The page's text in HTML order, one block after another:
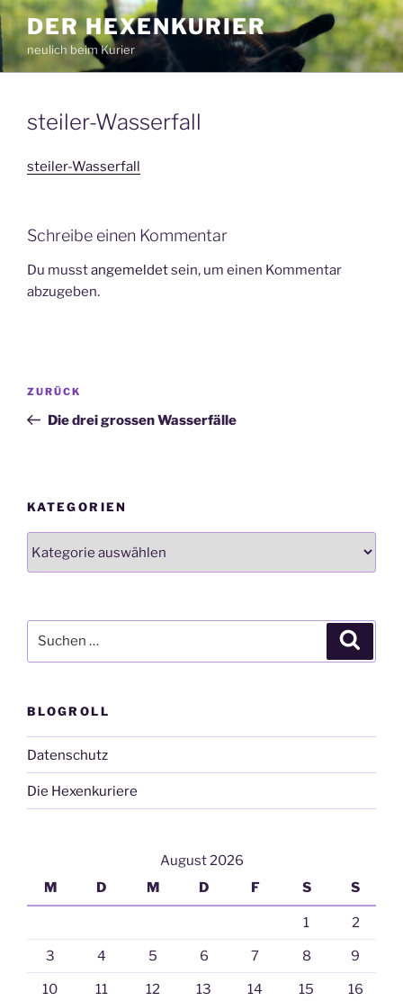
Zum
Inhalt
springen
DER HEXENKURIER
neulich beim Kurier
steiler-Wasserfall
steiler-Wasserfall
Schreibe einen Kommentar
Du musstangemeldetsein, um einen Kommentar
abzugeben.
Beitragsnavigation
Vorheriger
Beitrag
ZURÜCK
Die drei grossen Wasserfälle
KATEGORIEN
nach:
BLOGROLL
Datenschutz
Die Hexenkuriere
August 2026
M
D M D F S S
1 2
3 4 5 6 7 8 9
10 11 12 13 14 15 16